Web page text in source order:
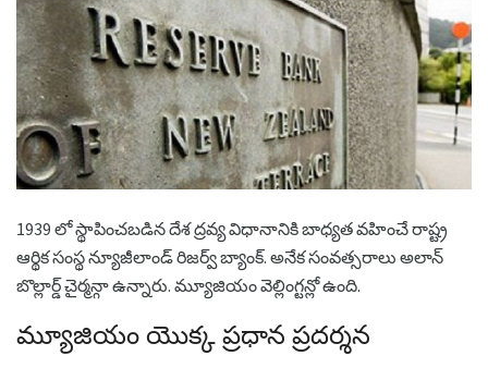
1939 లో స్థాపించబడిన దేశ ద్రవ్య విధానానికి బాధ్యత వహించే రాష్ట్ర
ఆర్థిక సంస్థ న్యూజీలాండ్ రిజర్వ్ బ్యాంక్. అనేక సంవత్సరాలు అలాన్
బొల్లార్డ్ చైర్మన్గా ఉన్నారు. మ్యూజియం వెల్లింగ్టన్లో ఉంది.
మ్యూజియం యొక్క ప్రధాన ప్రదర్శన